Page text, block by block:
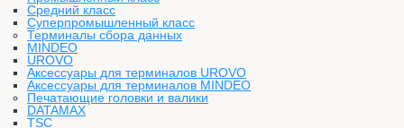
Средний класс
Суперпромышленный класс
Терминалы сбора данных
MINDEO
UROVO
Аксессуары для терминалов UROVO
Аксессуары для терминалов MINDEO
Печатающие головки и валики
DATAMAX
TSC